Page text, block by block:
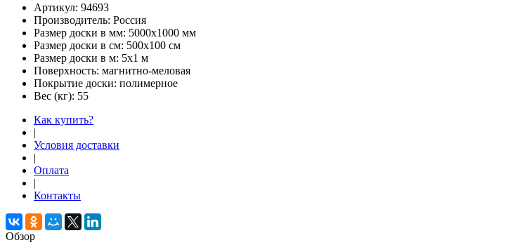
Артикул: 94693
Производитель: Россия
Размер доски в мм: 5000х1000 мм
Размер доски в см: 500х100 см
Размер доски в м: 5х1 м
Поверхность: магнитно-меловая
Покрытие доски: полимерное
Вес (кг): 55
Как купить?
|
Условия доставки
|
Оплата
|
Контакты
Обзор